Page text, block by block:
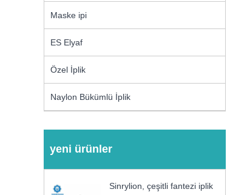
Maske ipi
ES Elyaf
Özel İplik
Naylon Bükümlü İplik
yeni ürünler
Sinrylion, çeşitli fantezi iplik